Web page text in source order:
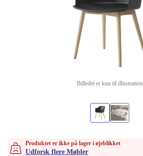
Billedet er kun til illustration
Produktet er ikke på lager i øjeblikket
Udforsk flere Møbler